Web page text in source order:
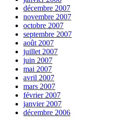
décembre 2007
novembre 2007
octobre 2007
septembre 2007
août 2007
juillet 2007
juin 2007
mai 2007
avril 2007
mars 2007
février 2007
janvier 2007
décembre 2006